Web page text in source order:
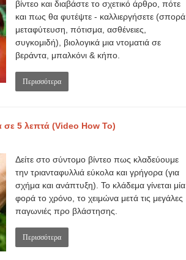
βίντεο και διαβάστε το σχετικό άρθρο, πότε
και πως θα φυτέψτε - καλλιεργήσετε (σπορά,
μεταφύτευση, πότισμα, ασθένειες,
συγκομιδή), βιολογικά μια ντοματιά σε
βεράντα, μπαλκόνι & κήπο.
Περισσότερα
σε 5 λεπτά (Video How To)
Δείτε στο σύντομο βίντεο πως κλαδεύουμε
την τριανταφυλλιά εύκολα και γρήγορα (για
σχήμα και ανάπτυξη). Το κλάδεμα γίνεται μία
φορά το χρόνο, το χειμώνα μετά τις μεγάλες
παγωνιές προ βλάστησης.
Περισσότερα